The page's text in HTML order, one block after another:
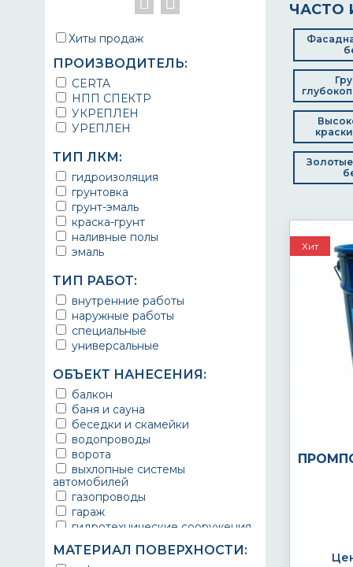
Хиты продаж
ПРОИЗВОДИТЕЛЬ:
CERTA
НПП СПЕКТР
УКРЕПЛЕН
УРЕПЛЕН
ТИП ЛКМ:
гидроизоляция
грунтовка
грунт-эмаль
краска-грунт
наливные полы
эмаль
ТИП РАБОТ:
внутренние работы
наружные работы
специальные
универсальные
ОБЪЕКТ НАНЕСЕНИЯ:
балкон
баня и сауна
беседки и скамейки
водопроводы
ворота
выхлопные системы
автомобилей
газопроводы
гараж
гидротехнические сооружения
городской транспорт
грузовые вагоны
МАТЕРИАЛ ПОВЕРХНОСТИ:
ЧАСТО
Хит